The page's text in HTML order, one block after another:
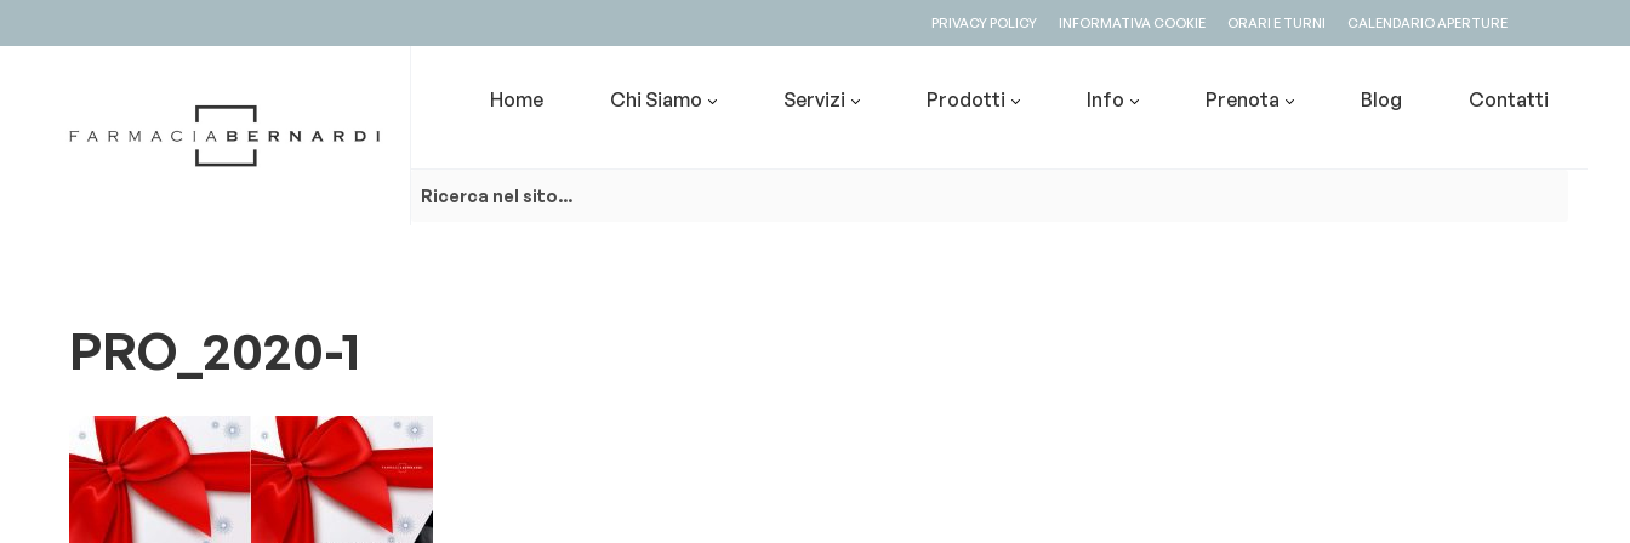
PRIVACY POLICY INFORMATIVA COOKIE ORARI E TURNI CALENDARIO APERTURE
Home Chi Siamo Servizi Prodotti Info Prenota Blog Contatti
PRO_2020-1